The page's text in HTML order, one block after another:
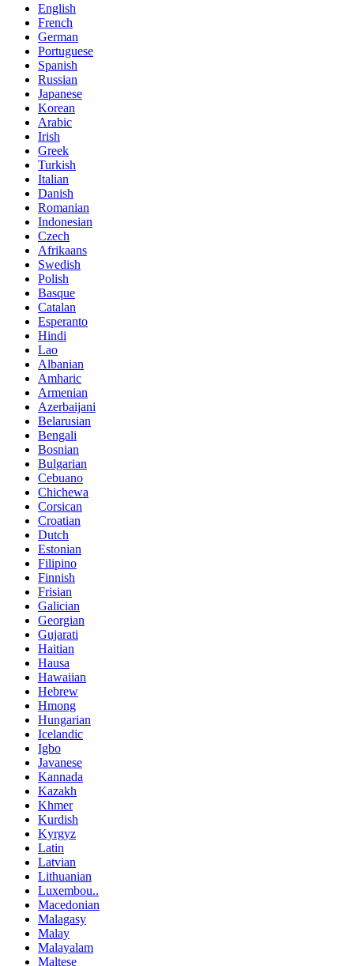
English
French
German
Portuguese
Spanish
Russian
Japanese
Korean
Arabic
Irish
Greek
Turkish
Italian
Danish
Romanian
Indonesian
Czech
Afrikaans
Swedish
Polish
Basque
Catalan
Esperanto
Hindi
Lao
Albanian
Amharic
Armenian
Azerbaijani
Belarusian
Bengali
Bosnian
Bulgarian
Cebuano
Chichewa
Corsican
Croatian
Dutch
Estonian
Filipino
Finnish
Frisian
Galician
Georgian
Gujarati
Haitian
Hausa
Hawaiian
Hebrew
Hmong
Hungarian
Icelandic
Igbo
Javanese
Kannada
Kazakh
Khmer
Kurdish
Kyrgyz
Latin
Latvian
Lithuanian
Luxembou..
Macedonian
Malagasy
Malay
Malayalam
Maltese